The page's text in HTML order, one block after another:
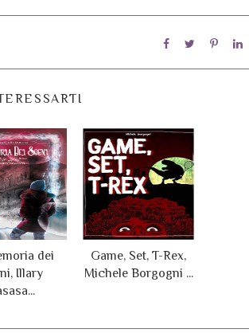
dei
Illary
Game, Set, T-Rex,
Michele Borgogni ...